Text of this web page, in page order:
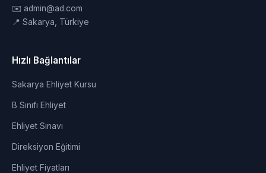
✉️ admin@ad.com
📍 Sakarya, Türkiye
Hızlı Bağlantılar
Sakarya Ehliyet Kursu
B Sınıfı Ehliyet
Ehliyet Sınavı
Direksiyon Eğitimi
Ehliyet Fiyatları